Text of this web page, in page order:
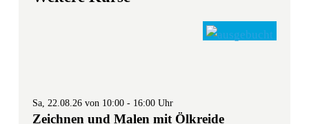
Sa, 22.08.26 von 10:00 - 16:00 Uhr
Zeichnen und Malen mit Ölkreide